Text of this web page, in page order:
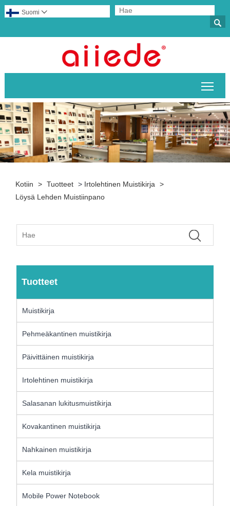

Suomi 
Kotiin > Tuotteet > Irtolehtinen Muistikirja
>
Löysä Lehden Muistiinpano
Tuotteet
Muistikirja
Pehmeäkantinen muistikirja
Päivittäinen muistikirja
Irtolehtinen muistikirja
Salasanan lukitusmuistikirja
Kovakantinen muistikirja
Nahkainen muistikirja
Kela muistikirja
Mobile Power Notebook